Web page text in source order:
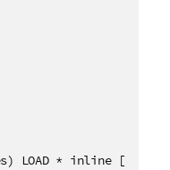
LOAD * inline [